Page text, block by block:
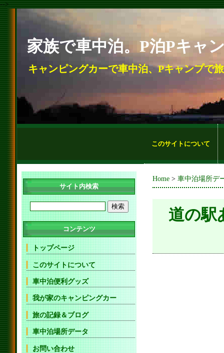
-->
家族で車中泊。P泊Pキャ
キャンピングカーで車中泊、Pキャンプで
このサイトについて
Home > 車中泊場所デ
道の駅
サイト内検索
コンテンツ
トップページ
このサイトについて
車中泊便利グッズ
我が家のキャンピングカー
旅の記録＆ブログ
車中泊場所データ
お問い合わせ